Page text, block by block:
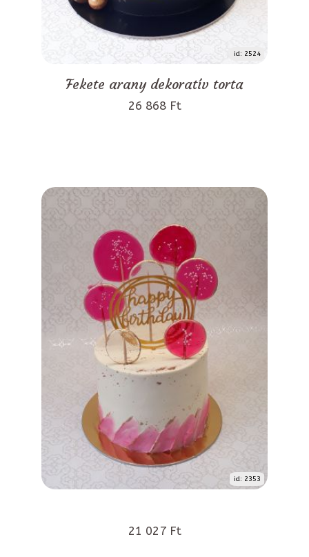
id: 2524
Fekete arany dekoratív torta
26 868 Ft
id: 2353
21 027 Ft